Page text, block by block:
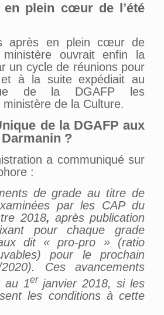
en plein cœur de l’été
après en plein cœur de
ouvrait enfin
la
un cycle de réunions pour
à la suiteexpédiait au
de la DGAFP les
ministère de la Culture.
de la DGAFP aux
?
a communiqué sur
:
de grade au titre de
par les CAP du
2018, après publication
pour chaque grade
dit « pro-pro » (ratio
pour le prochain
Ces avancements
au 1er janvier 2018, si les
les conditions à cette